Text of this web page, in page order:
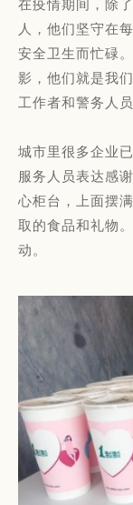
在疫情期间，除
人，他们坚守在
安全卫生而忙碌
影，他们就是我
工作者和警务人员
城市里很多企业
服务人员表达感
心柜台，上面摆
取的食品和礼物
动。